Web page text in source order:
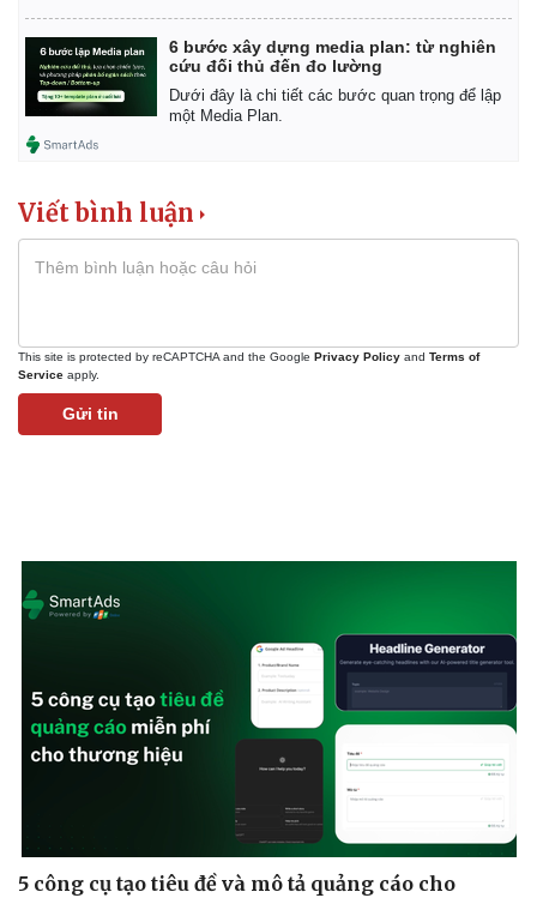
6 bước xây dựng media plan: từ nghiên
cứu đối thủ đến đo lường
Dưới đây là chi tiết các bước quan trọng để lập
một Media Plan.
Viết bình luận
This site is protected by reCAPTCHA and the Google Privacy Policy and Terms of
Service apply.
Gửi tin
5 công cụ tạo tiêu đề và mô tả quảng cáo cho